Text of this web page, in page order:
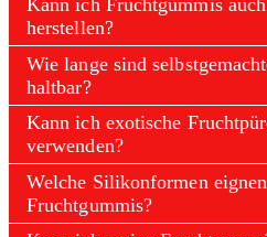
Kann ich Fruchtgummis
herstellen?
Wie lange sind
haltbar?
Kann ich exotische
verwenden?
Welche Silikonformen
Fruchtgummis?